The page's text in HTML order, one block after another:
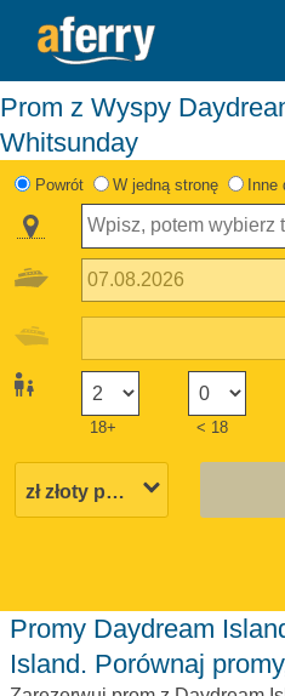
Prom z Wyspy Daydream na Wyspę
Whitsunday
Powrót W jedną stronę Inne
18+ < 18
Promy Daydream Island do Whitsunday
Island. Porównaj